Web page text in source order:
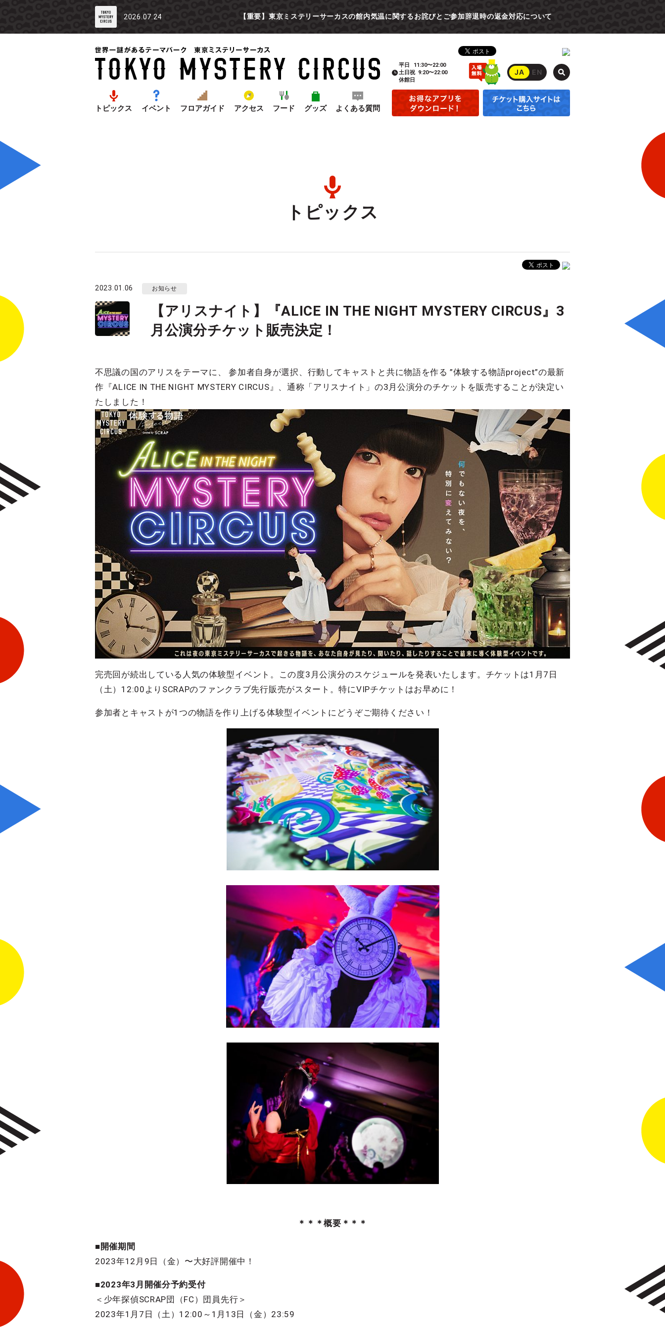
2026.07.24 【重要】東京ミステリーサーカスの館内気温に関するお詫びとご参加辞退時の返金対応について
トピックス イベント フロアガイド アクセス フード グッズ よくある質問
平日
11:30〜22:00
土日祝 9:20〜22:00
休館日
JA EN
トピックス
2023.01.06 お知らせ
【アリスナイト】『ALICE IN THE NIGHT MYSTERY CIRCUS』3
月公演分チケット販売決定！
不思議の国のアリスをテーマに、 参加者自身が選択、行動してキャストと共に物語を作る ”体験する物語project”の最新
作『ALICE IN THE NIGHT MYSTERY CIRCUS』、通称「アリスナイト」の3月公演分のチケットを販売することが決定い
たしました！
完売回が続出している人気の体験型イベント。この度3月公演分のスケジュールを発表いたします。チケットは1月7日
（土）12:00よりSCRAPのファンクラブ先行販売がスタート。特にVIPチケットはお早めに！
参加者とキャストが1つの物語を作り上げる体験型イベントにどうぞご期待ください！
＊＊＊概要＊＊＊
■開催期間
2023年12月9日（金）〜大好評開催中！
■2023年3月開催分予約受付
＜少年探偵SCRAP団（FC）団員先行＞
2023年1月7日（土）12:00～1月13日（金）23:59